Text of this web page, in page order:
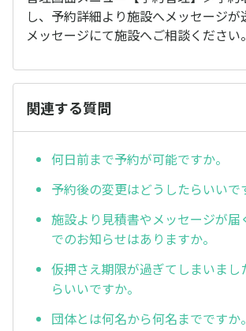
し、予約詳細より施設へメッセージが
メッセージにて施設へご相談ください。
関連する質問
何日前まで予約が可能ですか。
予約後の変更はどうしたらいいで
施設より見積書やメッセージが届
でのお知らせはありますか。
仮押さえ期限が過ぎてしまいまし
らいいですか。
団体とは何名から何名までですか。